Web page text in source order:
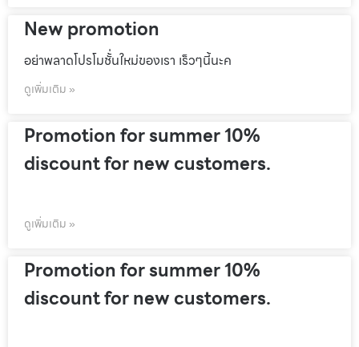
New promotion
อย่าพลาดโปรโมชั้่นใหม่ของเรา เร็วๆนี้นะค
ดูเพิ่มเติม »
Promotion for summer 10%
discount for new customers.
ดูเพิ่มเติม »
Promotion for summer 10%
discount for new customers.